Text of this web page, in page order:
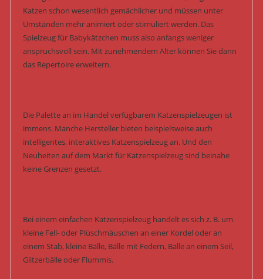
Katzen schon wesentlich gemächlicher und müssen unter
Umständen mehr animiert oder stimuliert werden. Das
Spielzeug für Babykätzchen muss also anfangs weniger
anspruchsvoll sein. Mit zunehmendem Alter können Sie dann
das Repertoire erweitern.
Die Palette an im Handel verfügbarem Katzenspielzeugen ist
immens. Manche Hersteller bieten beispielsweise auch
intelligentes, interaktives Katzenspielzeug an. Und den
Neuheiten auf dem Markt für Katzenspielzeug sind beinahe
keine Grenzen gesetzt.
Bei einem einfachen Katzenspielzeug handelt es sich z. B. um
kleine Fell- oder Plüschmäuschen an einer Kordel oder an
einem Stab, kleine Bälle, Bälle mit Federn, Bälle an einem Seil,
Glitzerbälle oder Flummis.